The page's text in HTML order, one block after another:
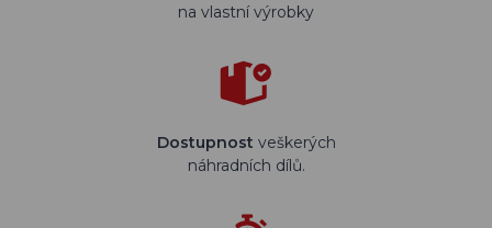
na vlastní výrobky
Dostupnost veškerých
náhradních dílů.